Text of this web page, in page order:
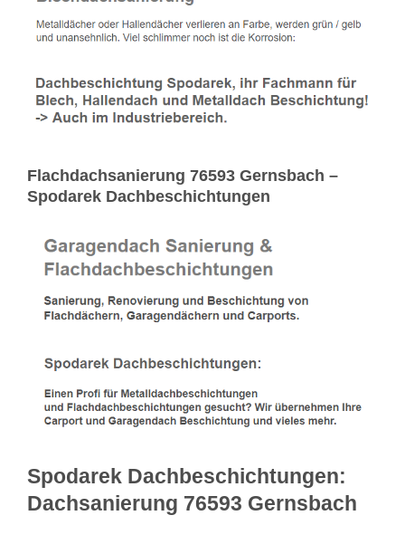
Flachdachsanierung 76593 Gernsbach –
Spodarek Dachbeschichtungen
Spodarek Dachbeschichtungen:
Dachsanierung 76593 Gernsbach